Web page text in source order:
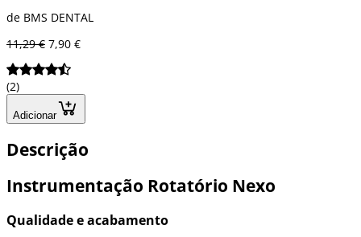
de BMS DENTAL
11,29 € 7,90 €
(2)
Adicionar
Descrição
Instrumentação Rotatório Nexo
Qualidade e acabamento